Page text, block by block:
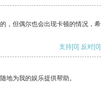
，但偶尔也会出现卡顿的情况，希
支持[0] 反对[0]
地为我的娱乐提供帮助。